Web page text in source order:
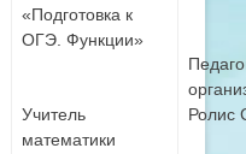
«Подготовка к
ОГЭ. Функции»
Учитель
математики
Ролис